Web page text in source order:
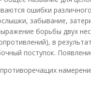
ошибки
забывание,
борьбы двух
в
поступок.